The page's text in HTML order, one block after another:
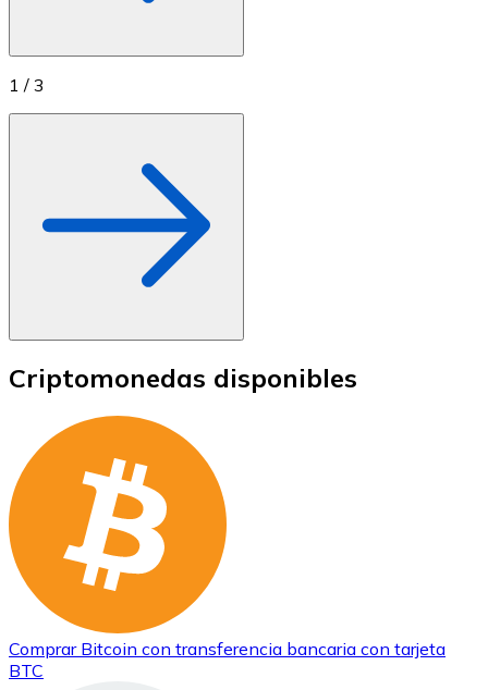
1 / 3
Criptomonedas disponibles
Comprar Bitcoin con transferencia bancaria con tarjeta
BTC